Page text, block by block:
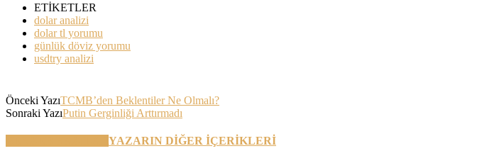
ETİKETLER
dolar analizi
dolar tl yorumu
günlük döviz yorumu
usdtry analizi
Önceki YazıTCMB’den Beklentiler Ne Olmalı?
Sonraki YazıPutin Gerginliği Arttırmadı
YAZARIN DİĞER İÇERİKLERİ